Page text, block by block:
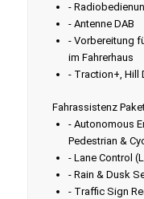
-
- Antenne DAB
- Vorbereitung
im Fahrerhaus
- Traction+, Hill
Fahrassistenz
- Autonomous
Pedestrian &
- Lane Control
- Rain & Dusk
- Traffic Sign